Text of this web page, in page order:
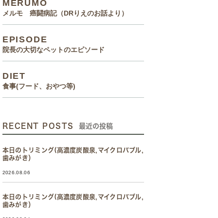
MERUMO
メルモ 癌闘病記（DRりえのお話より）
EPISODE
院長の大切なペットのエピソード
DIET
食事(フード、おやつ等)
RECENT POSTS 最近の投稿
本日のトリミング(高濃度炭酸泉,マイクロバブル,
歯みがき）
2026.08.06
本日のトリミング(高濃度炭酸泉,マイクロバブル,
歯みがき）